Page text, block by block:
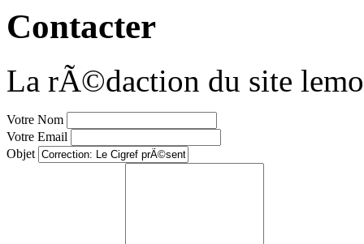
Contacter
La rÃ©daction du site
Votre Nom
Votre Email
Objet